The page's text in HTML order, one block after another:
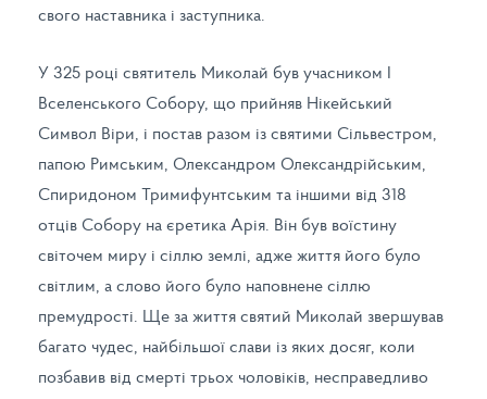
свого наставника і заступника.
У 325 році святитель Миколай був учасником І
Вселенського Собору, що прийняв Нікейський
Символ Віри, і постав разом із святими Сільвестром,
папою Римським, Олександром Олександрійським,
Спиридоном Тримифунтським та іншими від 318
отців Собору на єретика Арія. Він був воїстину
світочем миру і сіллю землі, адже життя його було
світлим, а слово його було наповнене сіллю
премудрості. Ще за життя святий Миколай звершував
багато чудес, найбільшої слави із яких досяг, коли
позбавив від смерті трьох чоловіків, несправедливо